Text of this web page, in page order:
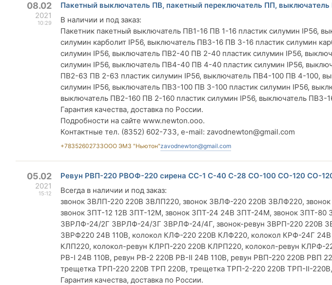
08.02
2021
10:29
Пакетный выключатель ПВ, пакетный переключатель ПП,
В наличии и под заказ:
Пакетник пакетный выключатель ПВ1-16 ПВ 1-16 пластик силумин IP56,
силумин карболит IP56, выключатель ПВ3-16 ПВ 3-16 пластик силумин
силумин IP56, выключатель ПВ2-40 ПВ 2-40 пластик силумин IP56,
силумин IP56, выключатель ПВ4-40 ПВ 4-40 пластик силумин IP56,
ПВ2-63 ПВ 2-63 пластик силумин IP56, выключатель ПВ4-100 ПВ 4-100,
силумин IP56, выключатель ПВ3-100 ПВ 3-100 пластик силумин IP56,
выключатель ПВ2-160 ПВ 2-160 пластик силумин IP56, выключатель ПВ3-
Гарантия качества, доставка по России.
Подробности на сайте www.newton.ooo.
Контактные тел. (8352) 602-733, e-mail: zavodnewton@gmail.com
+78352602733ООО ЭМЗ "Ньютон"zavodnewton@gmail.com
05.02
2021
15:12
Ревун РВП-220 РВОФ-220 сирена СС-1 С-40 С-28 СО-100 СО-120 СО-
Всегда в наличии и под заказ:
звонок ЗВЛП-220 220В ЗВЛП220, звонок ЗВЛФ-220 220В ЗВЛФ220, звонок
звонок ЗПТ-12 12В ЗПТ-12М, звонок ЗПТ-24 24В ЗПТ-24М, звонок ЗПТ-
ЗВРЛФ-24/2Г ЗВРЛФ-24/3Г ЗВРЛФ-24/4Г, звонок-ревун ЗВРП-220 220В
ЗВРФ220 24В 110В, колокол КЛФ-220 220В КЛФ220, колокол КРФ-24Г
КЛП220, колокол-ревун КЛРП-220 220В КЛРП220, колокол-ревун КЛРФ-
РВ-I 24В 110В, ревун РВ-2 220В РВ-II 24В 110В, ревун РВП-220 220В РВП
трещетка ТРП-220 220В ТРП 220В, трещетка ТРП-2-220 220В ТРП-II-
Гарантия качества, доставка по России.